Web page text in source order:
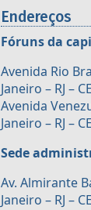
Endereços
Fóruns da
Avenida Rio
Janeiro – RJ –
Avenida
Janeiro – RJ –
Sede
Av. Almirante
Janeiro – RJ –